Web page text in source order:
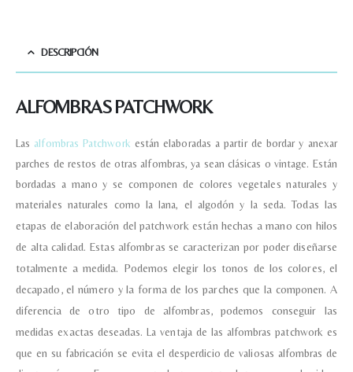
DESCRIPCIÓN
ALFOMBRAS PATCHWORK
Las alfombras Patchwork están elaboradas a partir de bordar y anexar
parches de restos de otras alfombras, ya sean clásicas o vintage. Están
bordadas a mano y se componen de colores vegetales naturales y
materiales naturales como la lana, el algodón y la seda.Todas las
etapas de elaboración del patchwork están hechas a mano con hilos
de alta calidad. Estas alfombras se caracterizan por poder diseñarse
totalmente a medida. Podemos elegir los tonos de los colores, el
decapado, el número y la forma de los parches que la componen. A
diferencia de otro tipo de alfombras, podemos conseguir las
medidas exactas deseadas.La ventaja de las alfombras patchwork es
que en su fabricación se evita el desperdicio de valiosas alfombras de